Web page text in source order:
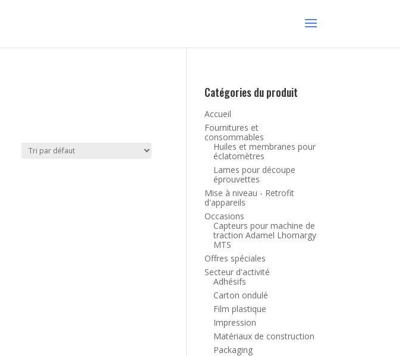
Catégories du produit
Accueil
Fournitures et
consommables
Huiles et membranes pour
éclatomètres
Lames pour découpe
éprouvettes
Mise à niveau - Retrofit
d'appareils
Occasions
Capteurs pour machine de
traction Adamel Lhomargy
MTS
Offres spéciales
Secteur d'activité
Adhésifs
Carton ondulé
Film plastique
Impression
Matériaux de construction
Packaging